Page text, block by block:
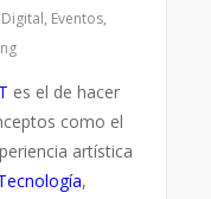
, Eventos,
es el de hacer
como el
artística
,